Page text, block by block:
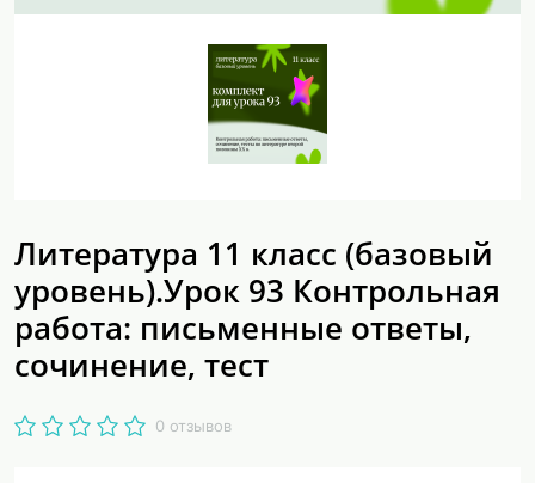
Литература 11 класс (базовый
уровень).Урок 93 Контрольная
работа: письменные ответы,
сочинение, тест
0 отзывов